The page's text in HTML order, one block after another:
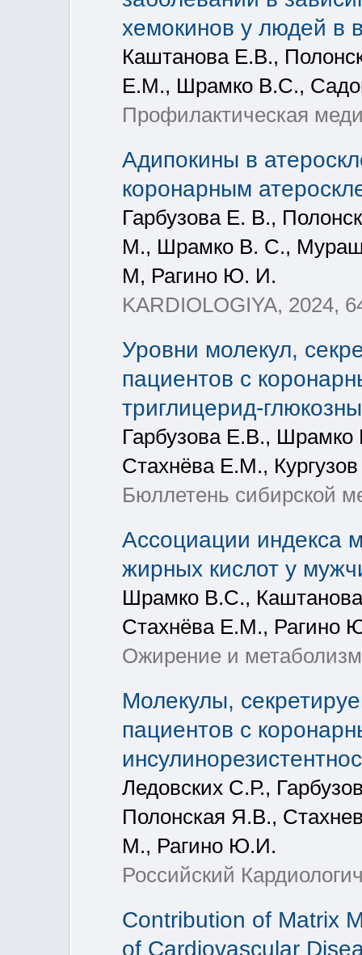
хемокинов у людей в
Каштанова Е.В.,
Е.М., Шрамко В.С.,
Профилактическая
Адипокины в
коронарным
Гарбузова Е. В.,
М., Шрамко В. С.,
М, Рагино Ю. И.
KARDIOLOGIYA, 2024,
Уровни молекул,
пациентов с
триглицерид-
Гарбузова Е.В.,
Стахнёва Е.М.,
Бюллетень сибирской
Ассоциации индекса
жирных кислот у
Шрамко В.С.,
Стахнёва Е.М., Рагино
Ожирение и
Молекулы,
пациентов с
Ледовских С.Р.,
Полонская Я.В.,
М., Рагино Ю.И.
Российский
Contribution of Matrix
of Cardiovascular